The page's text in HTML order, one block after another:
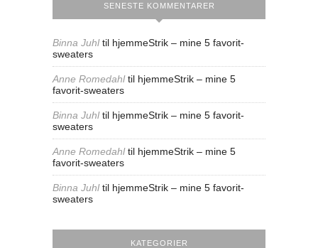
SENESTE KOMMENTARER
Binna Juhltil hjemmeStrik – mine 5 favorit-
sweaters
Anne Romedahltil hjemmeStrik – mine 5
favorit-sweaters
Binna Juhltil hjemmeStrik – mine 5 favorit-
sweaters
Anne Romedahltil hjemmeStrik – mine 5
favorit-sweaters
Binna Juhltil hjemmeStrik – mine 5 favorit-
sweaters
KATEGORIER